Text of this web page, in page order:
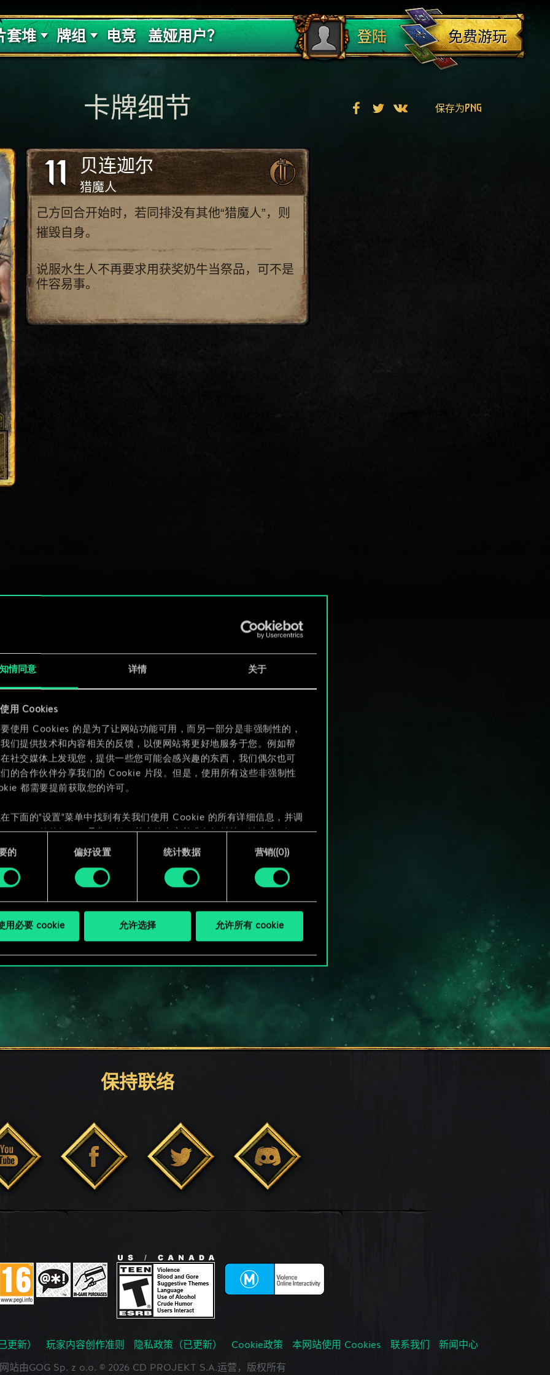
知情同意 详情 关于
用 Cookies
使用 Cookies 的是为了让网站功能可用，而另一部分是非强制性的，
们提供技术和内容相关的反馈，以便网站将更好地服务于您。例如帮
社交媒体上发现您，提供一些您可能会感兴趣的东西，我们偶尔也可
的合作伙伴分享我们的 Cookie 片段。但是，使用所有这些非强制性
都需要提前获取您的许可。
下面的"设置"菜单中找到有关我们使用 Cookie 的所有详细信息，并调
Cookie 的偏好。一旦您了解了其中的内容并准备好继续，请点击"确
的 偏好设置 统计数据 营销({0})
用必要 cookie 允许选择 允许所有 cookie
套堆
代价
牌组
牌组攻略
电竞 盖娅用户？ 登陆
登出
免费游玩
卡牌细节 保存为PNG
11
贝连迦尔
猎魔人
己方回合开始时，若同排没有其他“猎魔人”，则
摧毁自身。
说服水生人不再要求用获奖奶牛当祭品，可不是
件容易事。
ABOUT A ROUND OF GWENT?
PC端免费下载游玩
保持联络
更新） 玩家内容创作准则 隐私政策（已更新） Cookie政策 本网站使用 Cookies 联系我们 新闻中心
站由GOG Sp. z o.o. © 2026 CD PROJEKT S.A.运营，版权所有